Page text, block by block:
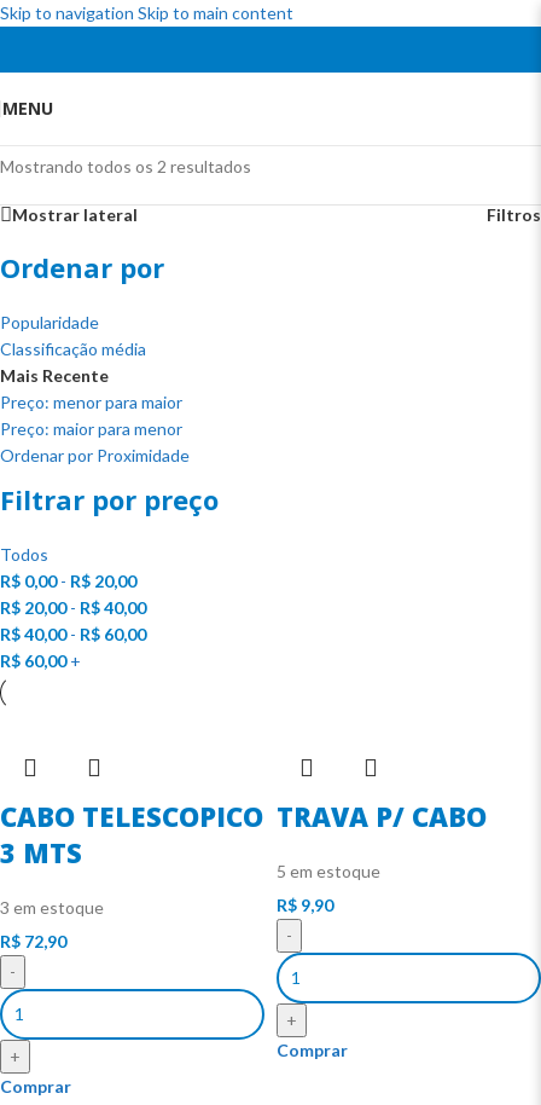
Skip to navigation Skip to main content
MENU
Mostrando todos os 2 resultados
Mostrar lateral Filtros
Ordenar por
Popularidade
Classificação média
Mais Recente
Preço: menor para maior
Preço: maior para menor
Ordenar por Proximidade
Filtrar por preço
Todos
R$ 0,00- R$ 20,00
R$ 20,00- R$40,00
R$40,00- R$ 60,00
R$ 60,00+
CABO TELESCOPICO
3 MTS
3 em estoque
R$ 72,90
-
+
Comprar
TRAVA P/ CABO
5 em estoque
R$ 9,90
-
+
Comprar